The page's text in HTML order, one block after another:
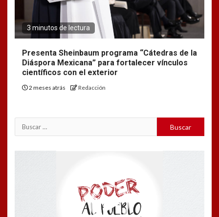
3 minutos de lectura
Presenta Sheinbaum programa “Cátedras de la
Diáspora Mexicana” para fortalecer vínculos
científicos con el exterior
2 meses atrás Redacción